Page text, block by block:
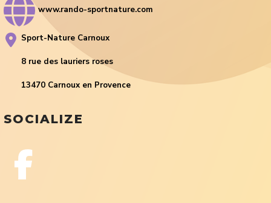
www.rando-sportnature.com
Sport-Nature Carnoux
8 rue des lauriers roses
13470 Carnoux en Provence
SOCIALIZE